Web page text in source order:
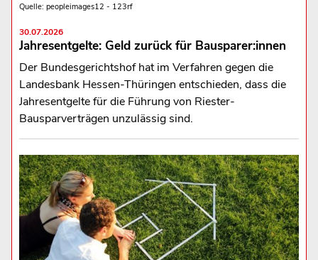
Quelle: peopleimages12 - 123rf
30.07.2026
Jahresentgelte: Geld zurück für Bausparer:innen
Der Bundesgerichtshof hat im Verfahren gegen die
Landesbank Hessen-Thüringen entschieden, dass die
Jahresentgelte für die Führung von Riester-
Bausparverträgen unzulässig sind.